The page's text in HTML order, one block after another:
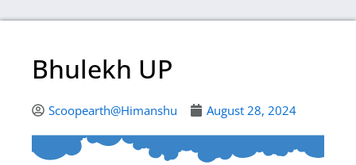
Bhulekh UP
Scoopearth@Himanshu August 28, 2024